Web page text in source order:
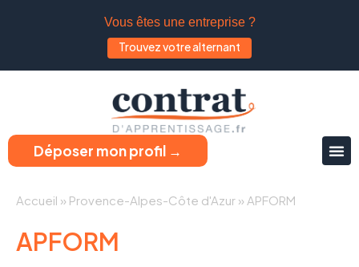
Vous êtes une entreprise ?
Trouvez votre alternant
Déposer mon profil →
Accueil » Provence-Alpes-Côte d'Azur » APFORM
APFORM